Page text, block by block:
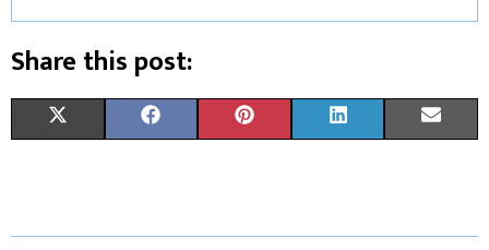
Share this post:
W E T K I